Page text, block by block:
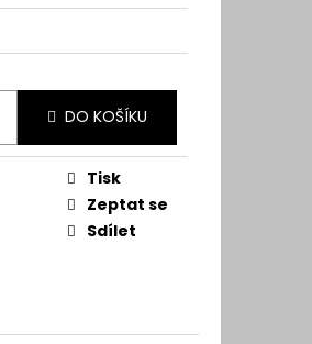
DO KOŠÍKU
Tisk
Zeptat se
Sdílet